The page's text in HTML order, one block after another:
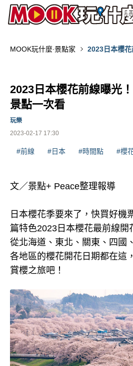
MOOK玩什麼‧景點家
2023日本櫻
2023日本櫻花前線曝光
景點一次看
2023-02-17 17:30
玩樂
#前線 #日本 #時間點 #櫻
文／景點+ Peace整理報導
日本櫻花季要來了，快買好機
篇特色2023日本櫻花最前線開
從北海道、東北、關東、四國
各地區的櫻花開花日期都在這
賞櫻之旅吧！